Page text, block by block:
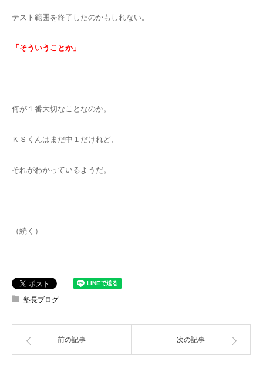
テスト範囲を終了したのかもしれない。
「そういうことか」
何が１番大切なことなのか。
ＫＳくんはまだ中１だけれど、
それがわかっているようだ。
（続く）
塾長ブログ
前の記事 次の記事